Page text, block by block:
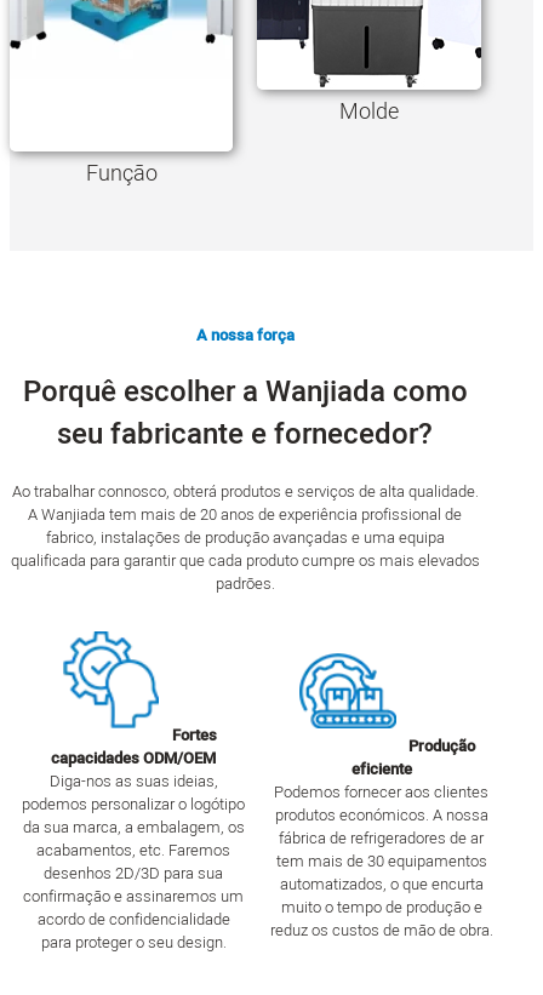
Função
Molde
A nossa força
Porquê escolher a Wanjiada como
seu fabricante e fornecedor?
Ao trabalhar connosco, obterá produtos e serviços de alta qualidade.
A Wanjiada tem mais de 20 anos de experiência profissional de
fabrico, instalações de produção avançadas e uma equipa
qualificada para garantir que cada produto cumpre os mais elevados
padrões.
Fortes
capacidades ODM/OEM
Diga-nos as suas ideias,
podemos personalizar o logótipo
da sua marca, a embalagem, os
acabamentos, etc. Faremos
desenhos 2D/3D para sua
confirmação e assinaremos um
acordo de confidencialidade
para proteger o seu design.
Produção
eficiente
Podemos fornecer aos clientes
produtos económicos. A nossa
fábrica de refrigeradores de ar
tem mais de 30 equipamentos
automatizados, o que encurta
muito o tempo de produção e
reduz os custos de mão de obra.